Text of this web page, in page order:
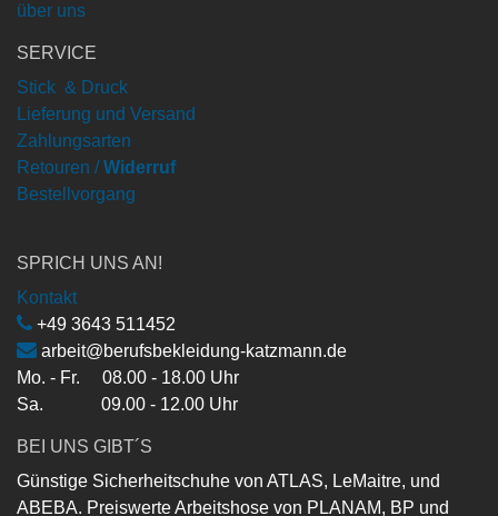
über uns
SERVICE
Stick & Druck
Lieferung und Versand
Zahlungsarten
Retouren / Widerruf
Bestellvorgang
SPRICH UNS AN!
Kontakt
+49 3643 511452
arbeit@berufsbekleidung-katzmann.de
Mo. - Fr. 08.00 - 18.00 Uhr
Sa. 09.00 - 12.00 Uhr
BEI UNS GIBT´S
Günstige Sicherheitschuhe von ATLAS, LeMaitre, und
ABEBA. Preiswerte Arbeitshose von PLANAM, BP und